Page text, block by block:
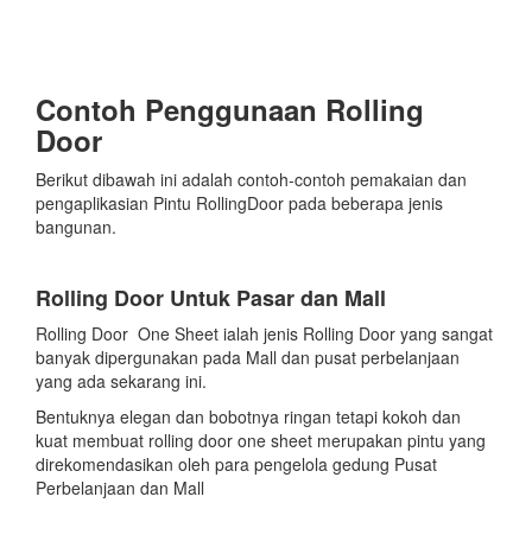
Contoh Penggunaan Rolling
Door
Berikut dibawah ini adalah contoh-contoh pemakaian dan
pengaplikasian Pintu RollingDoor pada beberapa jenis
bangunan.
Rolling Door Untuk Pasar dan Mall
Rolling Door One Sheet ialah jenis Rolling Door yang sangat
banyak dipergunakan pada Mall dan pusat perbelanjaan
yang ada sekarang ini.
Bentuknya elegan dan bobotnya ringan tetapi kokoh dan
kuat membuat rolling door one sheet merupakan pintu yang
direkomendasikan oleh para pengelola gedung Pusat
Perbelanjaan dan Mall